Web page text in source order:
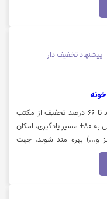
پیشنهاد تخفیف دار
برای خرید اشتراک سالانه مکتب پلاس میتوانید تا 66 درصد تخفیف از مکتب
خونه (دسترسی به محتوای 2000+ دوره، دسترسی به 80+ مسیر یادگیری، امکان
و...) بهره مند شوید. جهت